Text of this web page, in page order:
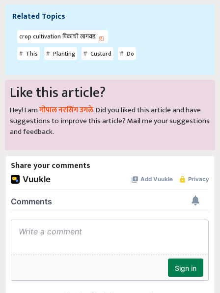
Related Topics
crop cultivation पिकाची लागवड
This
Planting Custard Do
Like this article?
Hey! I amगोपाल नरसिंग उगले. Did you liked this article and have
suggestions to improve this article?Mailme your suggestions
and feedback.
Share your comments